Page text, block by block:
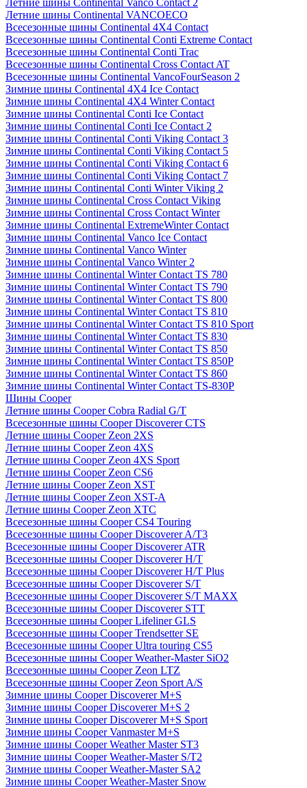
Летние шины Continental Vanco Contact 2
Летние шины Continental VANCOECO
Всесезонные шины Continental 4X4 Contact
Всесезонные шины Continental Conti Extreme Contact
Всесезонные шины Continental Conti Trac
Всесезонные шины Continental Cross Contact AT
Всесезонные шины Continental VancoFourSeason 2
Зимние шины Continental 4X4 Ice Contact
Зимние шины Continental 4X4 Winter Contact
Зимние шины Continental Conti Ice Contact
Зимние шины Continental Conti Ice Contact 2
Зимние шины Continental Conti Viking Contact 3
Зимние шины Continental Conti Viking Contact 5
Зимние шины Continental Conti Viking Contact 6
Зимние шины Continental Conti Viking Contact 7
Зимние шины Continental Conti Winter Viking 2
Зимние шины Continental Cross Contact Viking
Зимние шины Continental Cross Contact Winter
Зимние шины Continental ExtremeWinter Contact
Зимние шины Continental Vanco Ice Contact
Зимние шины Continental Vanco Winter
Зимние шины Continental Vanco Winter 2
Зимние шины Continental Winter Contact TS 780
Зимние шины Continental Winter Contact TS 790
Зимние шины Continental Winter Contact TS 800
Зимние шины Continental Winter Contact TS 810
Зимние шины Continental Winter Contact TS 810 Sport
Зимние шины Continental Winter Contact TS 830
Зимние шины Continental Winter Contact TS 850
Зимние шины Continental Winter Contact TS 850P
Зимние шины Continental Winter Contact TS 860
Зимние шины Continental Winter Contact TS-830P
Шины Cooper
Летние шины Cooper Cobra Radial G/T
Всесезонные шины Cooper Discoverer CTS
Летние шины Cooper Zeon 2XS
Летние шины Cooper Zeon 4XS
Летние шины Cooper Zeon 4XS Sport
Летние шины Cooper Zeon CS6
Летние шины Cooper Zeon XST
Летние шины Cooper Zeon XST-A
Летние шины Cooper Zeon XTC
Всесезонные шины Cooper CS4 Touring
Всесезонные шины Cooper Discoverer A/T3
Всесезонные шины Cooper Discoverer ATR
Всесезонные шины Cooper Discoverer H/T
Всесезонные шины Cooper Discoverer H/T Plus
Всесезонные шины Cooper Discoverer S/T
Всесезонные шины Cooper Discoverer S/T MAXX
Всесезонные шины Cooper Discoverer STT
Всесезонные шины Cooper Lifeliner GLS
Всесезонные шины Cooper Trendsetter SE
Всесезонные шины Cooper Ultra touring CS5
Всесезонные шины Cooper Weather-Master SiO2
Всесезонные шины Cooper Zeon LTZ
Всесезонные шины Cooper Zeon Sport A/S
Зимние шины Cooper Discoverer M+S
Зимние шины Cooper Discoverer M+S 2
Зимние шины Cooper Discoverer M+S Sport
Зимние шины Cooper Vanmaster M+S
Зимние шины Cooper Weather Master ST3
Зимние шины Cooper Weather-Master S/T2
Зимние шины Cooper Weather-Master SA2
Зимние шины Cooper Weather-Master Snow